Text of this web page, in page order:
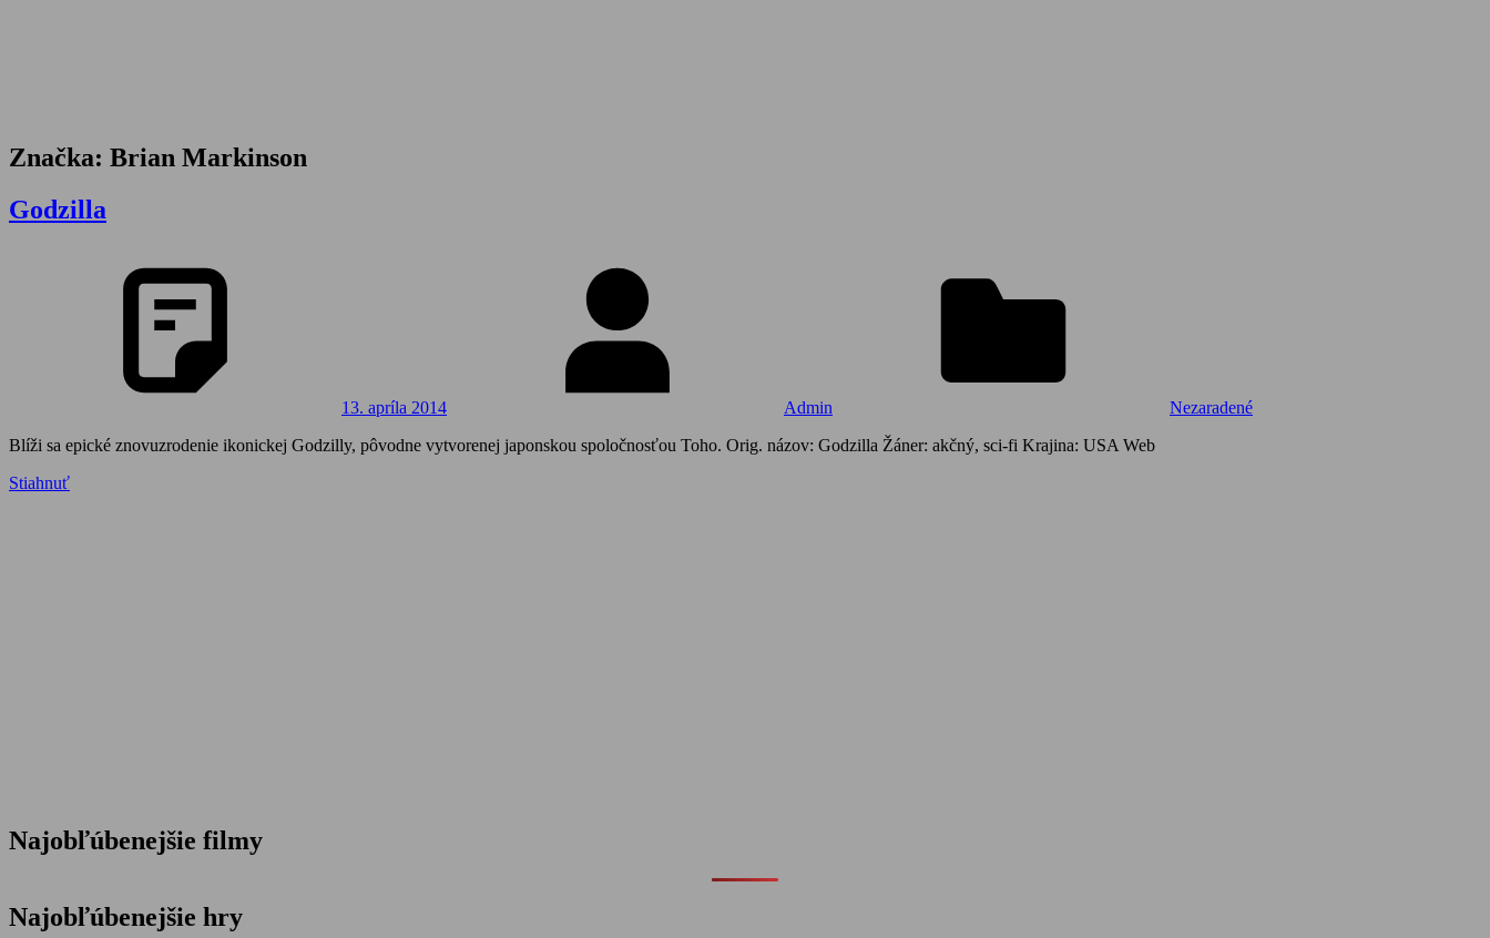
Značka: Brian Markinson
Godzilla
13. apríla 2014 Admin
Nezaradené
Blíži sa epické znovuzrodenie ikonickej Godzilly, pôvodne vytvorenej japonskou spoločnosťou Toho. Orig. názov: Godzilla Žáner: akčný, sci-fi Krajina: USA Web
Stiahnuť
Najobľúbenejšie filmy
Najobľúbenejšie hry